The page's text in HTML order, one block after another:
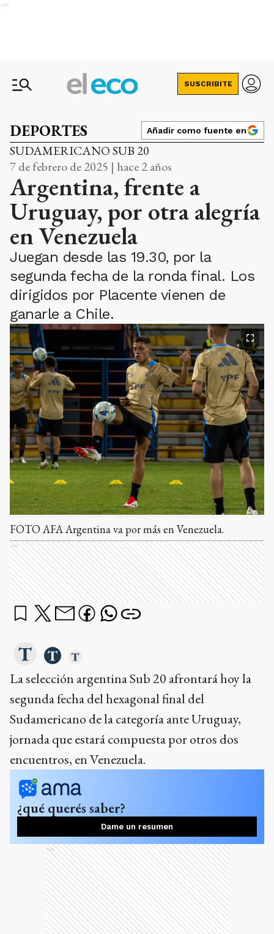
Ads
SUSCRIBITE
DEPORTES Añadir como fuente en
SUDAMERICANO SUB 20
7 de febrero de 2025 | hace 2 años
Argentina, frente a
Uruguay, por otra alegría
en Venezuela
Juegan desde las 19.30, por la
segunda fecha de la ronda final. Los
dirigidos por Placente vienen de
ganarle a Chile.
FOTO AFA Argentina va por más en Venezuela.
Ads
La selección argentina Sub 20 afrontará hoy la
segunda fecha del hexagonal final del
Sudamericano de la categoría ante Uruguay,
jornada que estará compuesta por otros dos
encuentros, en Venezuela.
¿qué querés saber?
Dame un resumen
Ads